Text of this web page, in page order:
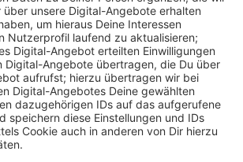
auf dem Laufenden
bleiben!
mehr - mit unserem kostenlosen